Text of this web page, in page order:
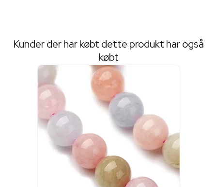
Kunder der har købt dette produkt har også
købt